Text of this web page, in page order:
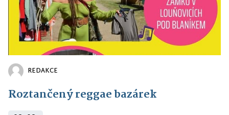
REDAKCE
Roztančený reggae bazárek